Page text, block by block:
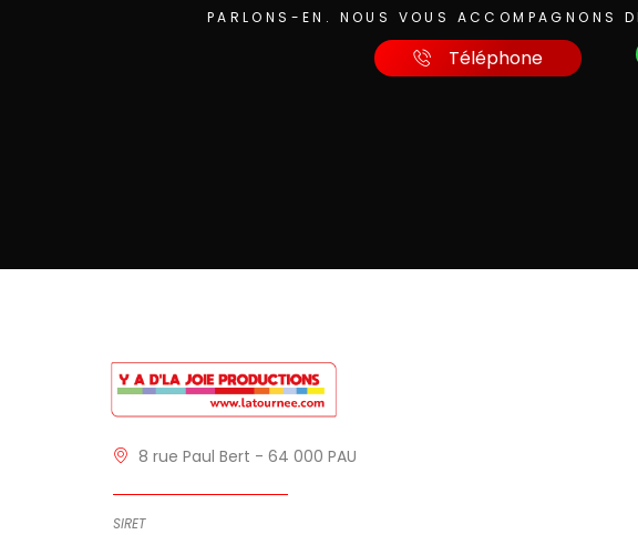
PARLONS-EN. NOUS VOUS ACCOMPAGNONS
Téléphone
8 rue Paul Bert - 64 000 PAU
SIRET